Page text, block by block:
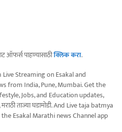
ऑफर्स पाहण्यासाठीक्लिक करा.
Live Streaming on Esakal and
from India, Pune, Mumbai. Get the
Jobs, and Education updates,
मराठी ताज्या घडामोडी. And Live taja batmya
Esakal Marathi news Channel app